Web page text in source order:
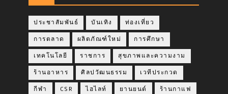
ประชาสัมพันธ์ บันเทิง ท่องเที่ยว
การตลาด ผลิตภัณฑ์ใหม่ การศึกษา
เทคโนโลยี ราชการ สุขภาพและความงาม
ร้านอาหาร ศิลปวัฒนธรรม เวทีประกวด
กีฬา CSR ไฮไลท์ ยานยนต์ ร้านกาแฟ